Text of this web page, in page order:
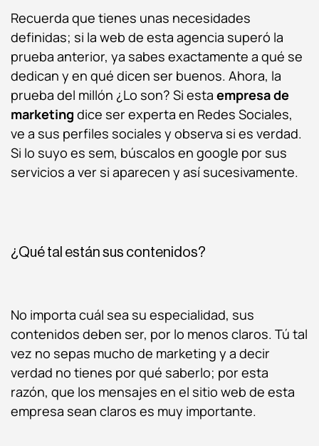
Recuerda que tienes unas necesidades
definidas; si la web de esta agencia superó la
prueba anterior, ya sabes exactamente a qué se
dedican y en qué dicen ser buenos. Ahora, la
prueba del millón ¿Lo son? Si esta empresa de
marketing dice ser experta en Redes Sociales,
ve a sus perfiles sociales y observa si es verdad.
Si lo suyo es sem, búscalos en google por sus
servicios a ver si aparecen y así sucesivamente.
¿Qué tal están sus contenidos?
No importa cuál sea su especialidad, sus
contenidos deben ser, por lo menos claros. Tú tal
vez no sepas mucho de marketing y a decir
verdad no tienes por qué saberlo; por esta
razón, que los mensajes en el sitio web de esta
empresa sean claros es muy importante.